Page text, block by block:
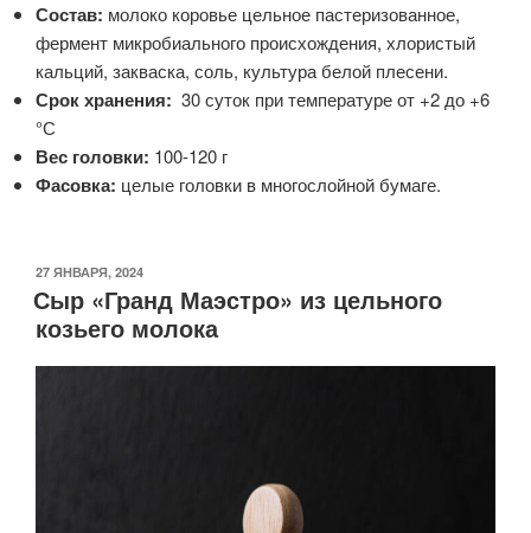
Состав: молоко коровье цельное пастеризованное,
фермент микробиального происхождения, хлористый
кальций, закваска, соль, культура белой плесени.
Срок хранения: 30 суток при температуре от +2 до +6
°С
Вес головки: 100-120 г
Фасовка: целые головки в многослойной бумаге.
ОПУБЛИКОВАНО
27 ЯНВАРЯ, 2024
Сыр «Гранд Маэстро» из цельного
козьего молока